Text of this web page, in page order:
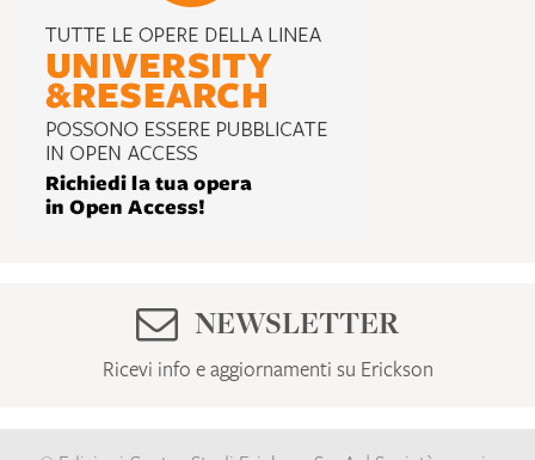
NEWSLETTER
Ricevi info e aggiornamenti su Erickson